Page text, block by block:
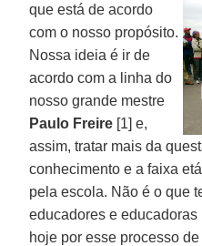
queestá de acordo
com o nosso propósito.
Nossa ideia é ir de
acordo com a linha do
nosso grande mestre
Paulo Freire [1] e,
assim, tratar mais da
conhecimento e a faixa
pela escola. Não é o que
educadores e
hoje por esse processo